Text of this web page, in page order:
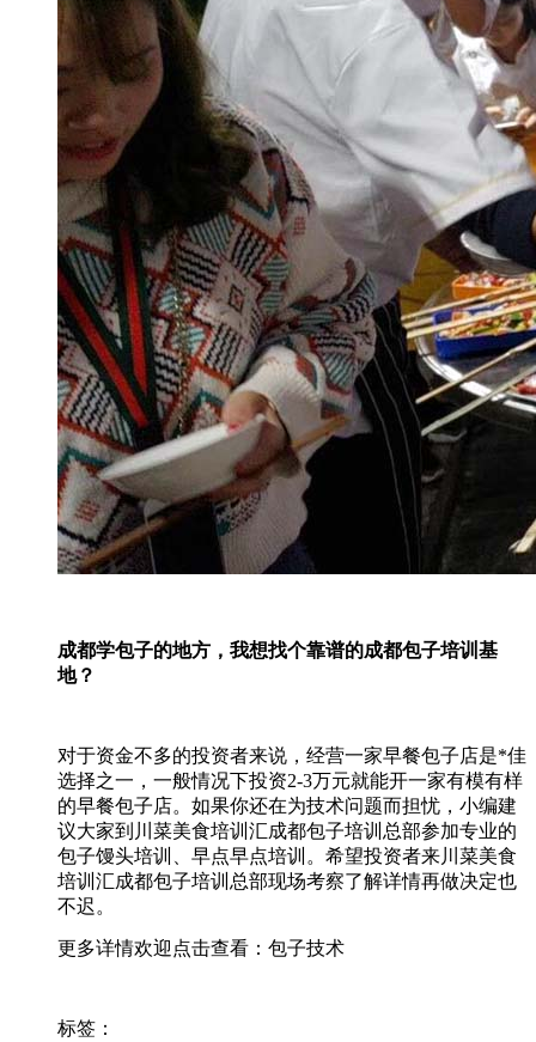
成都学包子的地方，我想找个靠谱的成都包子培训基
地？
对于资金不多的投资者来说，经营一家早餐包子店是*佳
选择之一，一般情况下投资2-3万元就能开一家有模有样
的早餐包子店。如果你还在为技术问题而担忧，小编建
议大家到川菜美食培训汇成都包子培训总部参加专业的
包子馒头培训、早点早点培训。希望投资者来川菜美食
培训汇成都包子培训总部现场考察了解详情再做决定也
不迟。
更多详情欢迎点击查看：包子技术
标签：